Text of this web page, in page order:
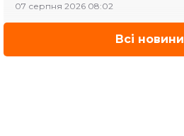
07 серпня 2026 08:02
Всі новини